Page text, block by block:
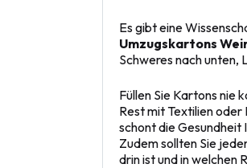
Es gibt eine
Umzugskartons
Schweres nach unten,
Füllen Sie Kartons nie
Rest mit Textilien
schont die Gesundheit
Zudem sollten Sie
drin ist und in welchen